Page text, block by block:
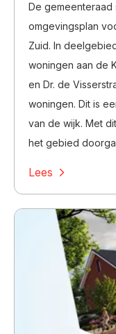
De gemeenteraad
omgevingsplan
Zuid. In
woningen aan de
en Dr. de
woningen. Dit is
van de wijk. Met
het gebied
Lees